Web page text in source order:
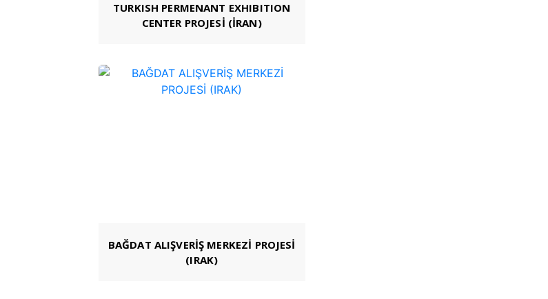
TURKISH PERMENANT EXHIBITION
CENTER PROJESİ (İRAN)
BAĞDAT ALIŞVERİŞ MERKEZİ PROJESİ
(IRAK)